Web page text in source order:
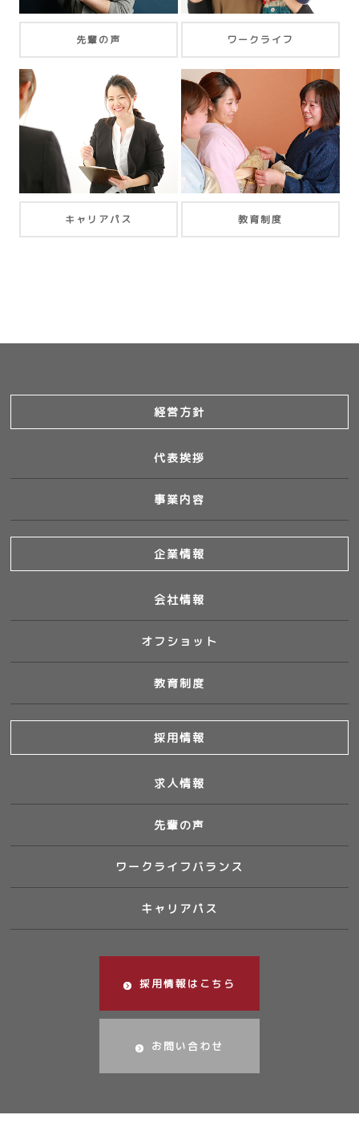
先輩の声 ワークライフ
キャリアパス 教育制度
経営方針
代表挨拶
事業内容
企業情報
会社情報
オフショット
教育制度
採用情報
求人情報
先輩の声
ワークライフバランス
キャリアパス
採用情報はこちら
お問い合わせ